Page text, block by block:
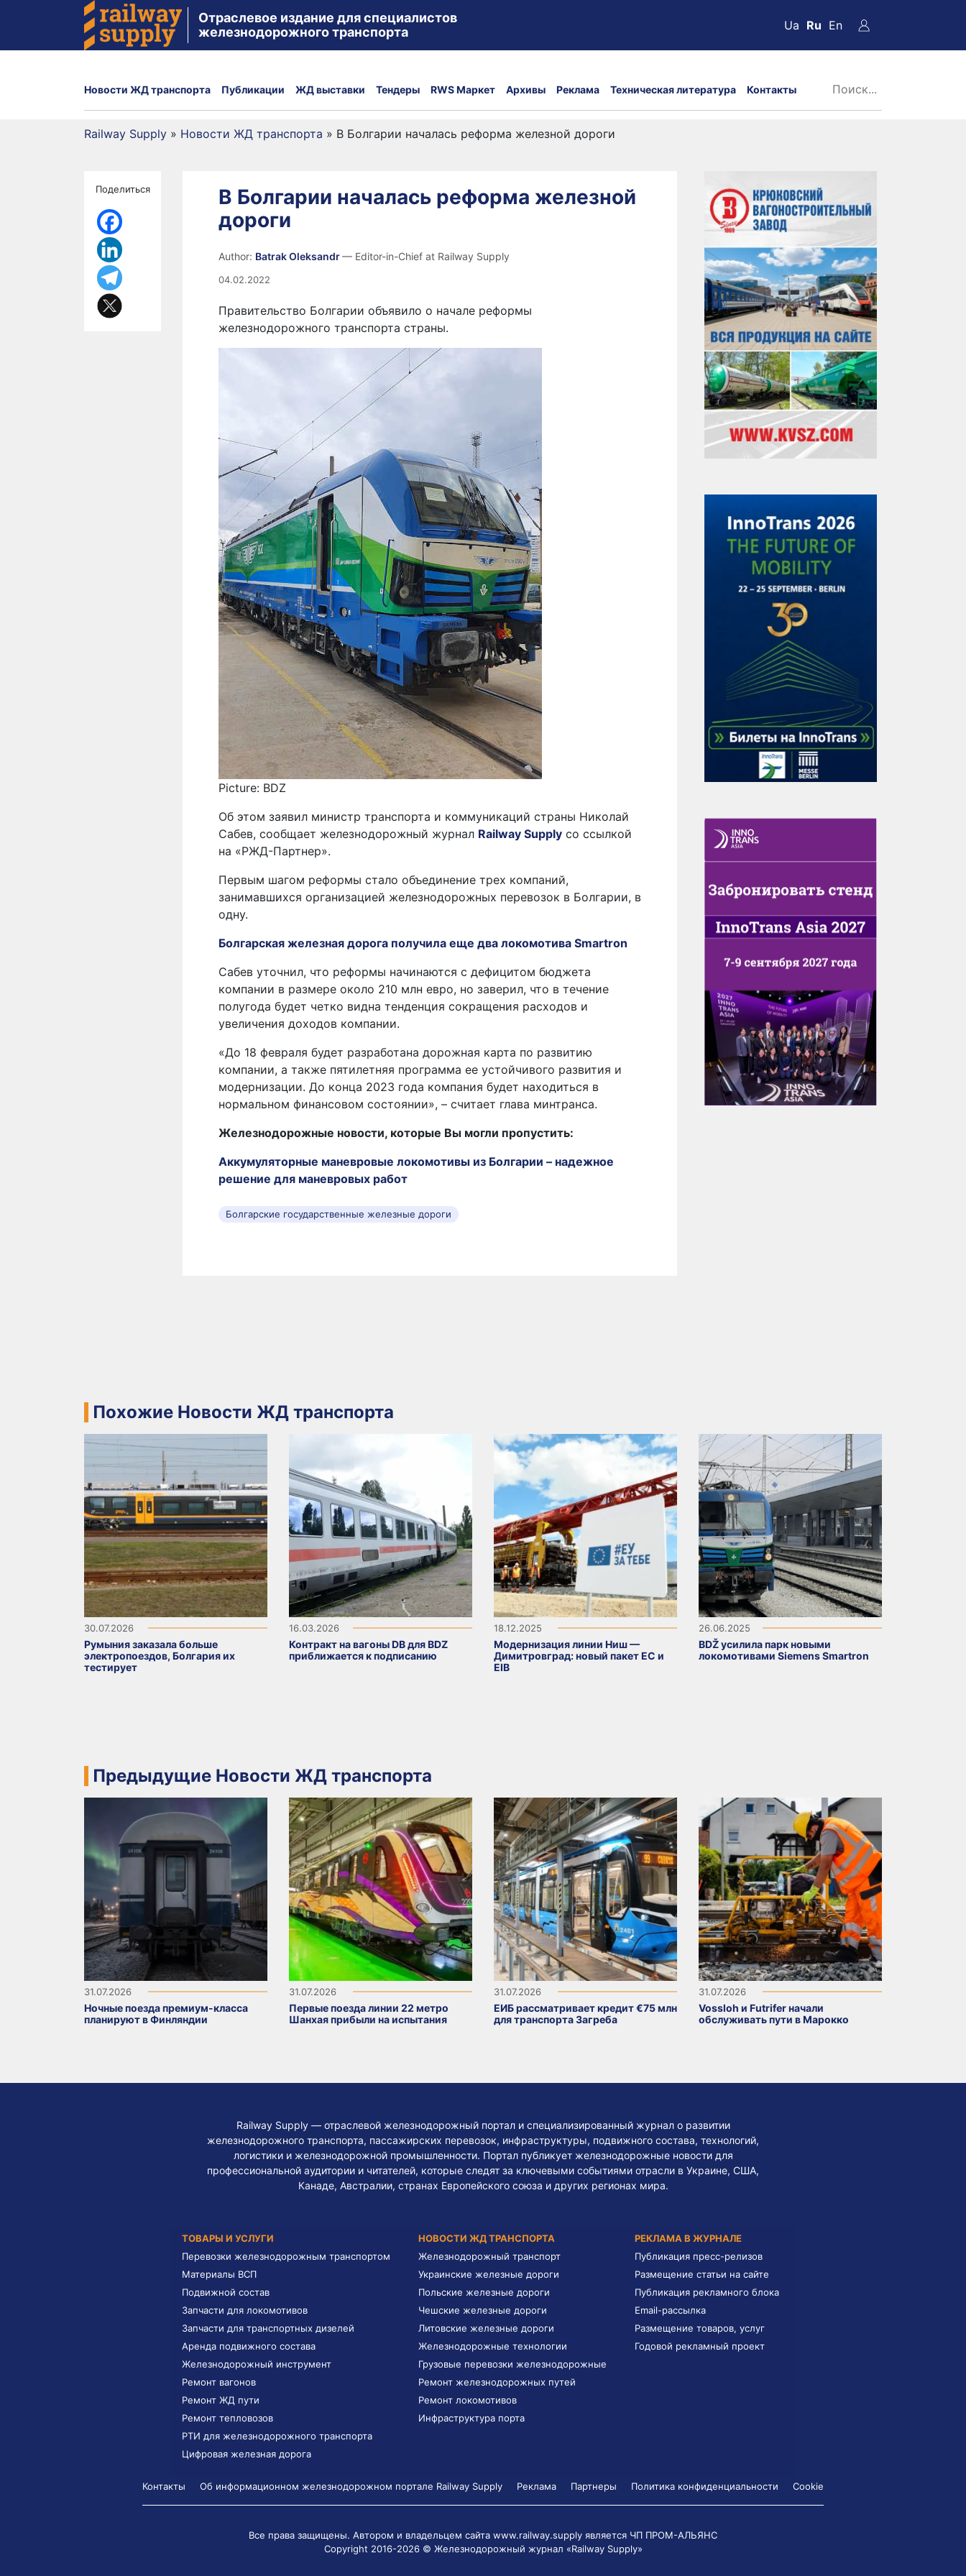
Отраслевое издание для специалистов
железнодорожного транспорта
Ua Ru En
Новости ЖД транспорта Публикации ЖД выставки Тендеры RWS Маркет Архивы Реклама Техническая литература Контакты
Railway Supply » Новости ЖД транспорта » В Болгарии началась реформа железной дороги
Поделиться
В Болгарии началась реформа железной
дороги
Author: Batrak Oleksandr— Editor-in-Chief at Railway Supply
04.02.2022
Правительство Болгарии объявило о начале реформы
железнодорожного транспорта страны.
Picture: BDZ
Об этом заявил министр транспорта и коммуникаций страны Николай
Сабев, сообщает железнодорожный журнал Railway Supply со ссылкой
на «РЖД-Партнер».
Первым шагом реформы стало объединение трех компаний,
занимавшихся организацией железнодорожных перевозок в Болгарии, в
одну.
Болгарская железная дорога получила еще два локомотива Smartron
Сабев уточнил, что реформы начинаются с дефицитом бюджета
компании в размере около 210 млн евро, но заверил, что в течение
полугода будет четко видна тенденция сокращения расходов и
увеличения доходов компании.
«До 18 февраля будет разработана дорожная карта по развитию
компании, а также пятилетняя программа ее устойчивого развития и
модернизации. До конца 2023 года компания будет находиться в
нормальном финансовом состоянии», – считает глава минтранса.
Железнодорожные новости, которые Вы могли пропустить:
Аккумуляторные маневровые локомотивы из Болгарии – надежное
решение для маневровых работ
Болгарские государственные железные дороги
Похожие Новости ЖД транспорта
30.07.2026
Румыния заказала больше
электропоездов, Болгария их
тестирует
16.03.2026
Контракт на вагоны DB для BDZ
приближается к подписанию
18.12.2025
Модернизация линии Ниш —
Димитровград: новый пакет ЕС и
EIB
26.06.2025
BDŽ усилила парк новыми
локомотивами Siemens Smartron
Предыдущие Новости ЖД транспорта
31.07.2026
Ночные поезда премиум-класса
планируют в Финляндии
31.07.2026
Первые поезда линии 22 метро
Шанхая прибыли на испытания
31.07.2026
ЕИБ рассматривает кредит €75 млн
для транспорта Загреба
31.07.2026
Vossloh и Futrifer начали
обслуживать пути в Марокко
Railway Supply — отраслевой железнодорожный портал и специализированный журнал о развитии
железнодорожного транспорта, пассажирских перевозок, инфраструктуры, подвижного состава, технологий,
логистики и железнодорожной промышленности. Портал публикует железнодорожные новости для
профессиональной аудитории и читателей, которые следят за ключевыми событиями отрасли в Украине, США,
Канаде, Австралии, странах Европейского союза и других регионах мира.
ТОВАРЫ И УСЛУГИ
Перевозки железнодорожным транспортом
Материалы ВСП
Подвижной состав
Запчасти для локомотивов
Запчасти для транспортных дизелей
Аренда подвижного состава
Железнодорожный инструмент
Ремонт вагонов
Ремонт ЖД пути
Ремонт тепловозов
РТИ для железнодорожного транспорта
Цифровая железная дорога
НОВОСТИ ЖД ТРАНСПОРТА
Железнодорожный транспорт
Украинские железные дороги
Польские железные дороги
Чешские железные дороги
Литовские железные дороги
Железнодорожные технологии
Грузовые перевозки железнодорожные
Ремонт железнодорожных путей
Ремонт локомотивов
Инфраструктура порта
РЕКЛАМА В ЖУРНАЛЕ
Публикация пресс-релизов
Размещение статьи на сайте
Публикация рекламного блока
Email-рассылка
Размещение товаров, услуг
Годовой рекламный проект
Контакты Об информационном железнодорожном портале Railway Supply Реклама Партнеры Политика конфиденциальности Cookie
Все права защищены. Автором и владельцем сайта www.railway.supply является ЧП ПРОМ-АЛЬЯНС
Copyright 2016-2026 © Железнодорожный журнал «Railway Supply»